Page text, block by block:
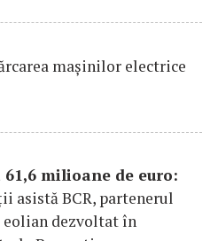
maşinilor electrice
milioane de euro:
asistă BCR, partenerul
dezvoltat în